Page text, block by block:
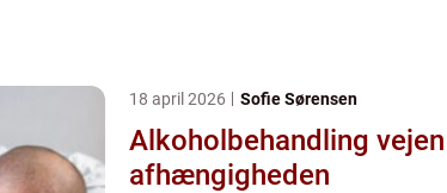
18 april 2026 Sofie Sørensen
Alkoholbehandling vejen ud af
afhængigheden